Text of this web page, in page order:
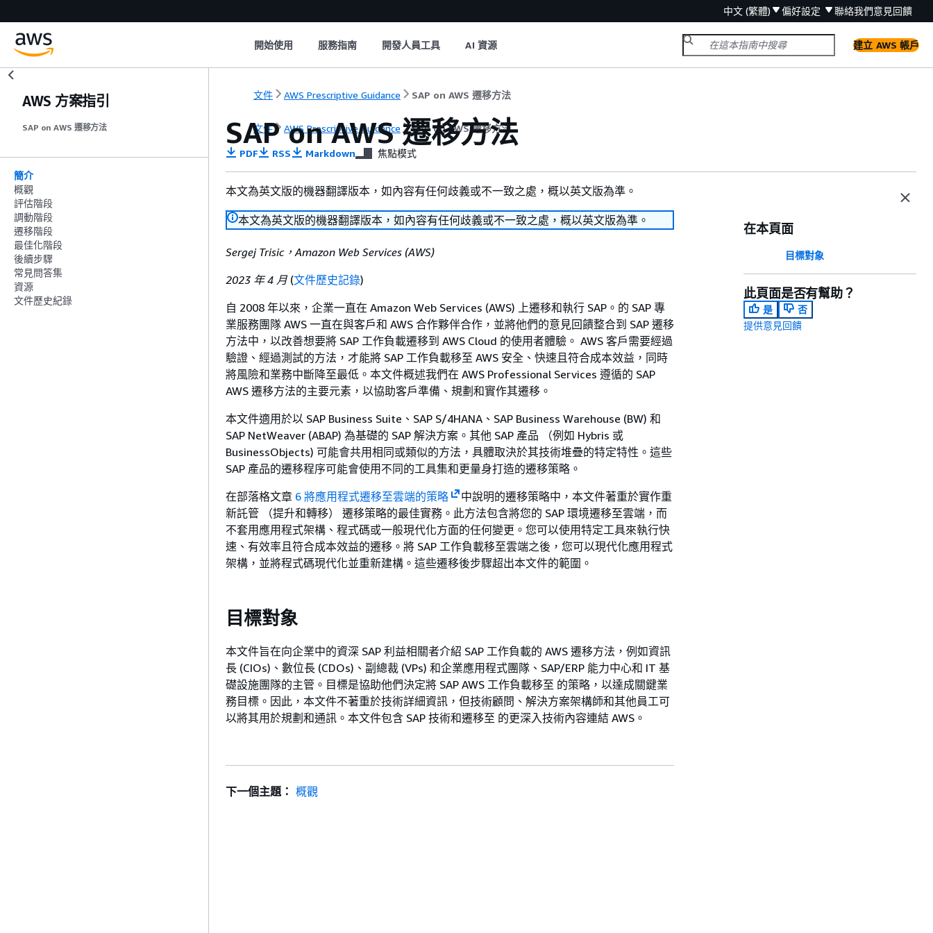
中文 (繁體) 偏好設定 聯絡我們意見回饋
開始使用 服務指南 開發人員工具 AI 資源 建立 AWS 帳戶
AWS 方案指引
SAP on AWS 遷移方法
簡介
概觀
評估階段
調動階段
遷移階段
最佳化階段
後續步驟
常見問答集
資源
文件歷史紀錄
文件 AWS Prescriptive Guidance SAP on AWS 遷移方法
文件 AWS Prescriptive Guidance SAP on AWS 遷移方法
SAP on AWS 遷移方法
PDF RSS Markdown 焦點模式
本文為英文版的機器翻譯版本，如內容有任何歧義或不一致之處，概以英文版為準。
本文為英文版的機器翻譯版本，如內容有任何歧義或不一致之處，概以英文版為準。
Sergej Trisic，Amazon Web Services (AWS)
2023 年 4 月(文件歷史記錄)
自 2008 年以來，企業一直在 Amazon Web Services (AWS) 上遷移和執行 SAP。的 SAP 專
業服務團隊 AWS 一直在與客戶和 AWS 合作夥伴合作，並將他們的意見回饋整合到 SAP 遷移
方法中，以改善想要將 SAP 工作負載遷移到 AWS Cloud 的使用者體驗。 AWS 客戶需要經過
驗證、經過測試的方法，才能將 SAP 工作負載移至 AWS 安全、快速且符合成本效益，同時
將風險和業務中斷降至最低。本文件概述我們在 AWS Professional Services 遵循的 SAP
AWS 遷移方法的主要元素，以協助客戶準備、規劃和實作其遷移。
本文件適用於以 SAP Business Suite、SAP S/4HANA、SAP Business Warehouse (BW) 和
SAP NetWeaver (ABAP) 為基礎的 SAP 解決方案。其他 SAP 產品 （例如 Hybris 或
BusinessObjects) 可能會共用相同或類似的方法，具體取決於其技術堆疊的特定特性。這些
SAP 產品的遷移程序可能會使用不同的工具集和更量身打造的遷移策略。
在部落格文章 6 將應用程式遷移至雲端的策略
中說明的遷移策略中，本文件著重於實作重
新託管 （提升和轉移） 遷移策略的最佳實務。此方法包含將您的 SAP 環境遷移至雲端，而
不套用應用程式架構、程式碼或一般現代化方面的任何變更。您可以使用特定工具來執行快
速、有效率且符合成本效益的遷移。將 SAP 工作負載移至雲端之後，您可以現代化應用程式
架構，並將程式碼現代化並重新建構。這些遷移後步驟超出本文件的範圍。
目標對象
本文件旨在向企業中的資深 SAP 利益相關者介紹 SAP 工作負載的 AWS 遷移方法，例如資訊
長 (CIOs)、數位長 (CDOs)、副總裁 (VPs) 和企業應用程式團隊、SAP/ERP 能力中心和 IT 基
礎設施團隊的主管。目標是協助他們決定將 SAP AWS 工作負載移至 的策略，以達成關鍵業
務目標。因此，本文件不著重於技術詳細資訊，但技術顧問、解決方案架構師和其他員工可
以將其用於規劃和通訊。本文件包含 SAP 技術和遷移至 的更深入技術內容連結 AWS。
在本頁面
目標對象
此頁面是否有幫助？
是
否
提供意見回饋
下一個主題： 概觀